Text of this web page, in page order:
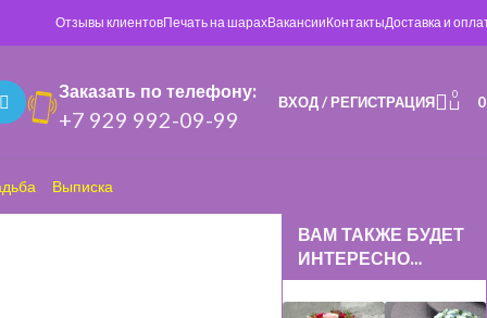
Отзывы клиентовПечать на шарахВакансииКонтактыДоставка и
Заказать по телефону:
+7 929 992-09-99
ВХОД / РЕГИСТРАЦИЯ 0
Выписка
ВАМ ТАКЖЕ БУДЕТ
ИНТЕРЕСНО…